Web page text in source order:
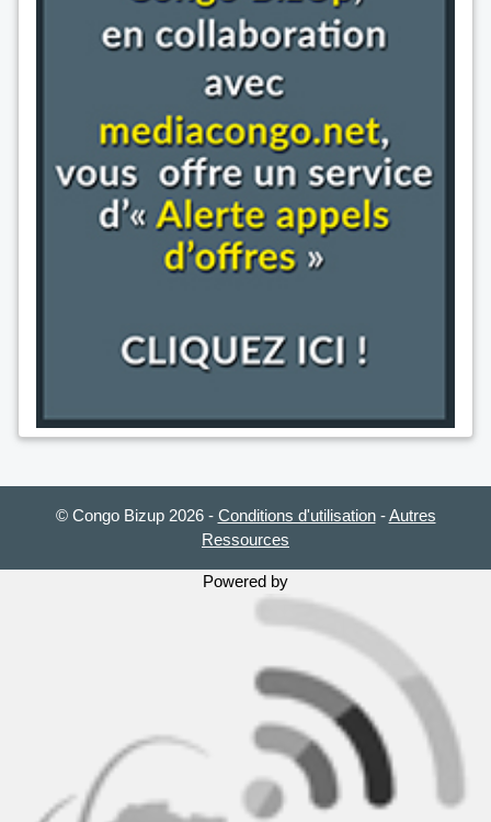
© Congo Bizup 2026 - Conditions d'utilisation-Autres
Ressources
Powered by